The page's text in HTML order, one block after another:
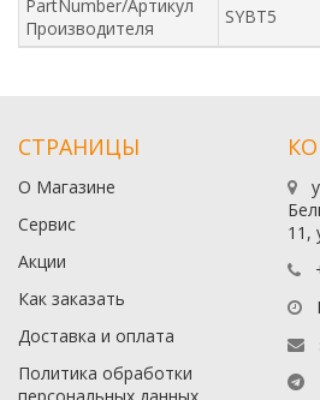
PartNumber/Артикул
Производителя
SYBT5
СТРАНИЦЫ
О Магазине
Сервис
Акции
Как заказать
Доставка и оплата
Политика обработки
11,